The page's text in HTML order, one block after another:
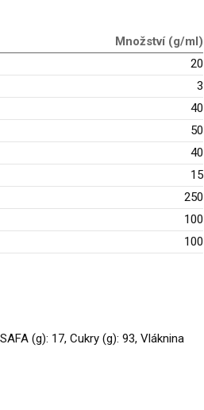
Množství (g/ml)
20
3
40
50
40
15
250
100
100
(g): 17, Cukry (g): 93, Vláknina